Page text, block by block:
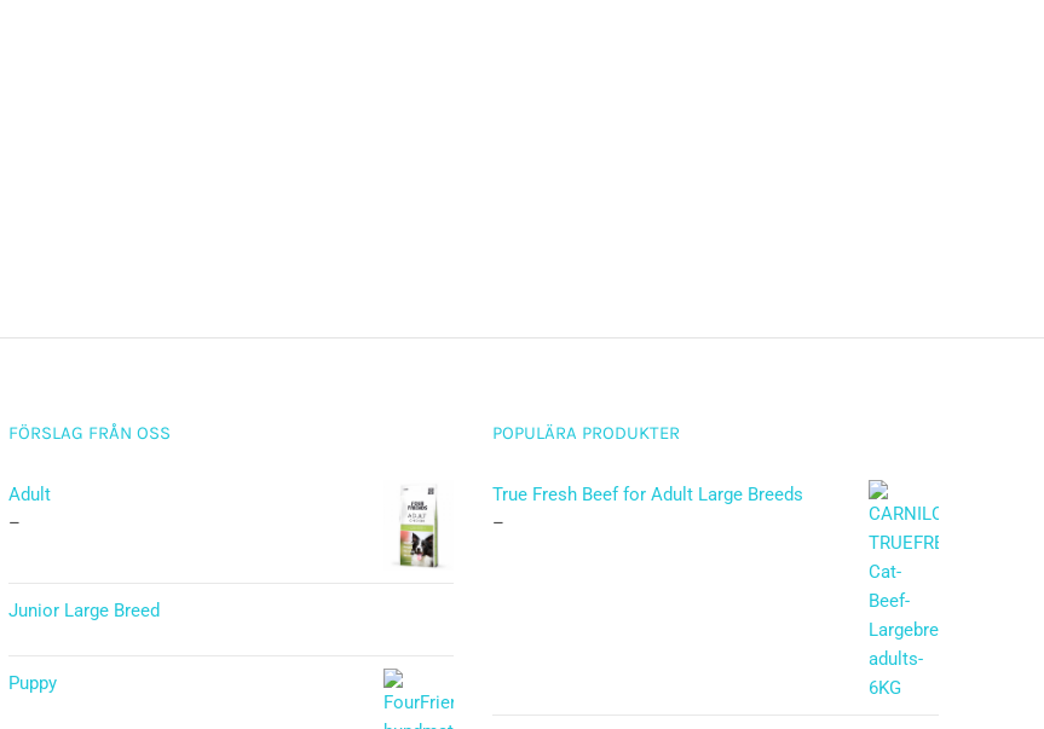
FÖRSLAG FRÅN OSS
Adult
–
Junior Large Breed
5.00av 5
Puppy
POPULÄRA PRODUKTER
True Fresh Beef for Adult Large Breeds
–